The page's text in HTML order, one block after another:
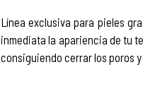
Línea exclusiva para pieles
inmediata la apariencia de tu
consiguiendo cerrar los poros